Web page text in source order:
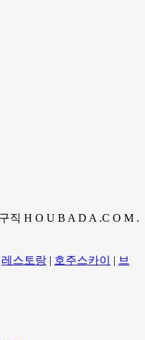
직 H O U B A D A .C O M .
레스토랑 | 호주스카이 | 브